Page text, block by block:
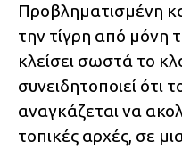
Προβληματισμένη
την τίγρη από μόνη
κλείσει σωστά το
συνειδητοποιεί ότι
αναγκάζεται να
τοπικές αρχές, σε